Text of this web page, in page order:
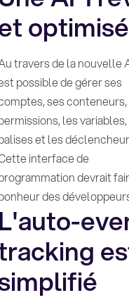
travers de la nouvelle
possible de gérer ses
ses
les
et les
interface de
devrait
des
L'auto-